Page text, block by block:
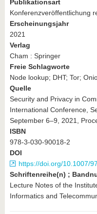
Publikationsart
Konferenzveröffentlichung
Erscheinungsjahr
2021
Verlag
Cham : Springer
Freie Schlagworte
Node lookup; DHT; Tor;
Quelle
Security and Privacy in
International Conference,
September 6–9, 2021,
ISBN
978-3-030-90018-2
DOI
https://doi.org/10.1007/
Schriftenreihe(n) ;
Lecture Notes of the
Informatics and